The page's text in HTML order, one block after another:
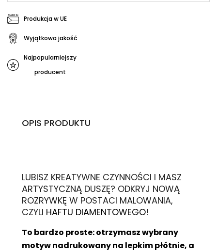
Produkcja w UE
Wyjątkowa jakość
Najpopularniejszy
producent
OPIS PRODUKTU
LUBISZ KREATYWNE CZYNNOŚCI I MASZ
ARTYSTYCZNĄ DUSZĘ? ODKRYJ NOWĄ
ROZRYWKĘ W POSTACI MALOWANIA,
CZYLI HAFTU DIAMENTOWEGO!
To bardzo proste: otrzymasz wybrany
motyw nadrukowany na lepkim płótnie, a